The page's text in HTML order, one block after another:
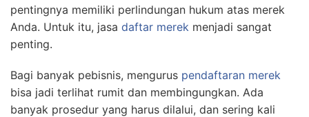
pentingnya memiliki perlindungan hukum atas merek
Anda. Untuk itu, jasa daftar merek menjadi sangat
penting.
Bagi banyak pebisnis, mengurus pendaftaran merek
bisa jadi terlihat rumit dan membingungkan. Ada
banyak prosedur yang harus dilalui, dan sering kali